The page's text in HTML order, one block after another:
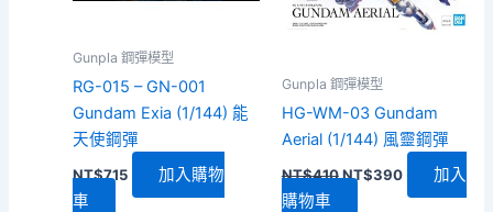
Gunpla 鋼彈模型
RG-015 – GN-001
Gundam Exia (1/144) 能
天使鋼彈
NT$715
加入購物
車
Gunpla 鋼彈模型
HG-WM-03 Gundam
Aerial (1/144) 風靈鋼彈
NT$410原
NT$390目
加入
購物車